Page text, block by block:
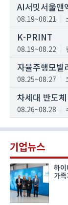
AI서밋서울앤
08.19~08.21
K-PRINT
08.19~08.22
자율주행모빌
08.25~08.27
차세대 반도
08.26~08.28
기업뉴스
하
가